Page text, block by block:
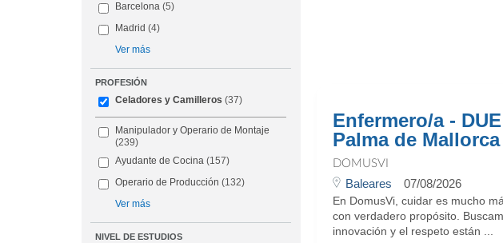
Barcelona (5)
Madrid (4)
Ver más
PROFESIÓN
Celadores y Camilleros (37)
Manipulador y Operario de Montaje
(239)
Ayudante de Cocina (157)
Operario de Producción (132)
Ver más
NIVEL DE ESTUDIOS
Enfermero/a -
Palma de Mallorca
DOMUSVI
Baleares 07/08/2026
En DomusVi, cuidar es mucho
con verdadero propósito.
innovación y el respeto están ...